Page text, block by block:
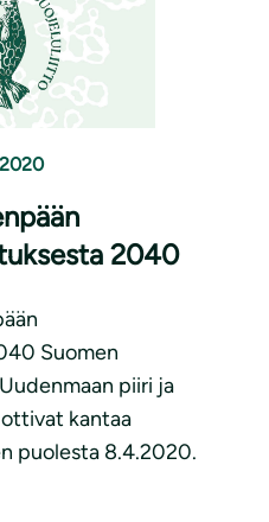
2040
Suomen
piiri ja
kantaa
puolesta 8.4.2020.